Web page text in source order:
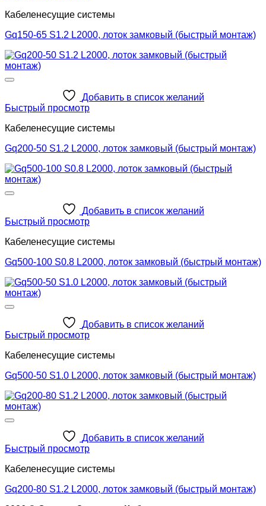
Кабеленесущие системы
Gq150-65 S1.2 L2000, лоток замковый (быстрый монтаж)
Добавить в список желаний
Быстрый просмотр
Кабеленесущие системы
Gq200-50 S1.2 L2000, лоток замковый (быстрый монтаж)
Добавить в список желаний
Быстрый просмотр
Кабеленесущие системы
Gq500-100 S0.8 L2000, лоток замковый (быстрый монтаж)
Добавить в список желаний
Быстрый просмотр
Кабеленесущие системы
Gq500-50 S1.0 L2000, лоток замковый (быстрый монтаж)
Добавить в список желаний
Быстрый просмотр
Кабеленесущие системы
Gq200-80 S1.2 L2000, лоток замковый (быстрый монтаж)